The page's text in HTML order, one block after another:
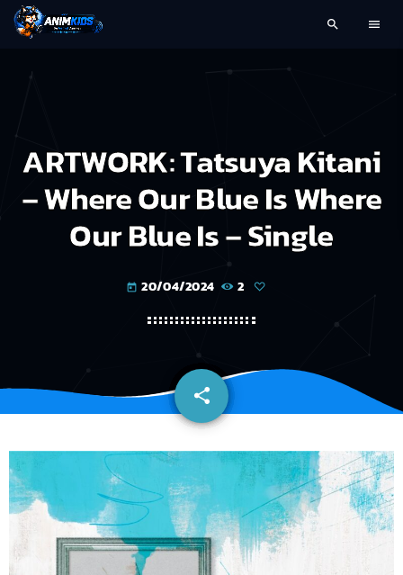
search menu
ARTWORK: Tatsuya Kitani
– Where Our Blue Is Where
Our Blue Is – Single
today 20/04/2024 2
share
email